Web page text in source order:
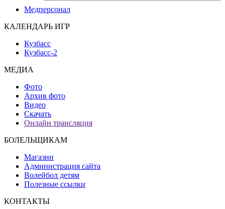
Медперсонал
КАЛЕНДАРЬ ИГР
Кузбасс
Кузбасс-2
МЕДИА
Фото
Архив фото
Видео
Скачать
Онлайн трансляция
БОЛЕЛЬЩИКАМ
Магазин
Администрация сайта
Волейбол детям
Полезные ссылки
КОНТАКТЫ